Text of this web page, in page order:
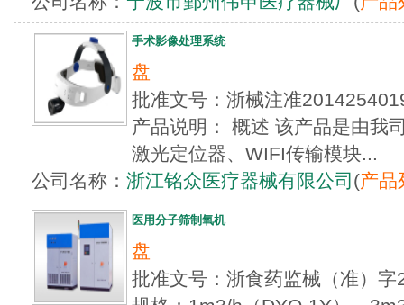
手术影像处理系统
盘
批准文号：浙械注准
产品说明： 概述 该产品是由我
激光定位器、WIFI传输模块...
公司名称： 浙江铭众医疗器械有限公司 (产品
医用分子筛制氧机
盘
批准文号：浙食药监械（准